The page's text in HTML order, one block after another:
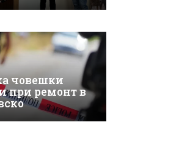
човешки
при ремонт в